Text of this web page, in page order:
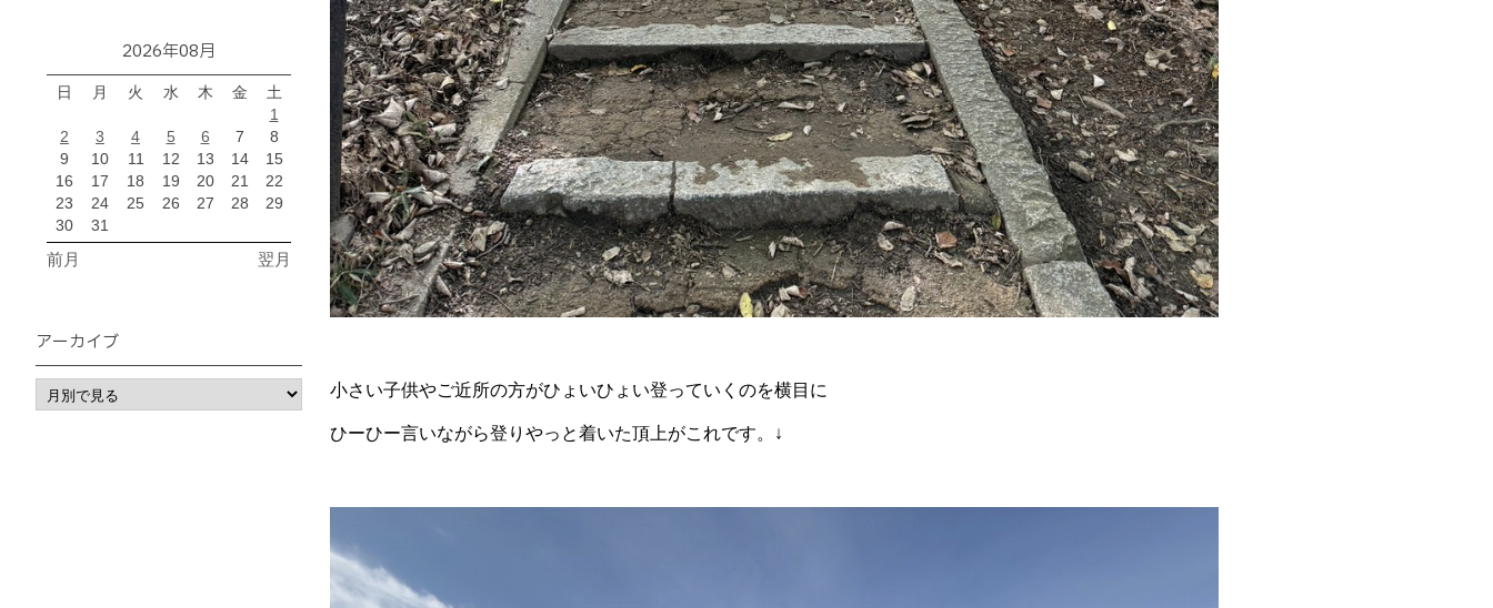
小さい子供やご近所の方がひょいひょい登っていくのを横目に
ひーひー言いながら登りやっと着いた頂上がこれです。↓
2026年08月
日 月 火 水 木 金
土
1
2
3 4 5 6 7
8
9
10 11 12 13 14
15
16
17 18 19 20 21
22
23
24 25 26 27 28
29
30
31
前月 翌月
アーカイブ